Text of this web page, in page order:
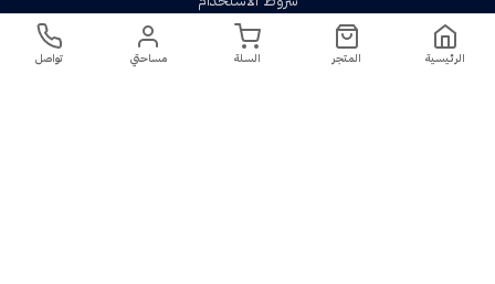
سياسة الخصوصية
سياسة الإستبدال والإسترجاع
الرئيسية المتجر السلة مساحتي تواصل